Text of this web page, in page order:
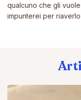
qualcuno che gli
impunterei per